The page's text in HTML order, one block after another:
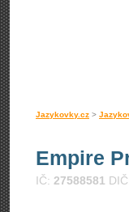
Jazykovky.cz >
Empire
IČ: 27588581